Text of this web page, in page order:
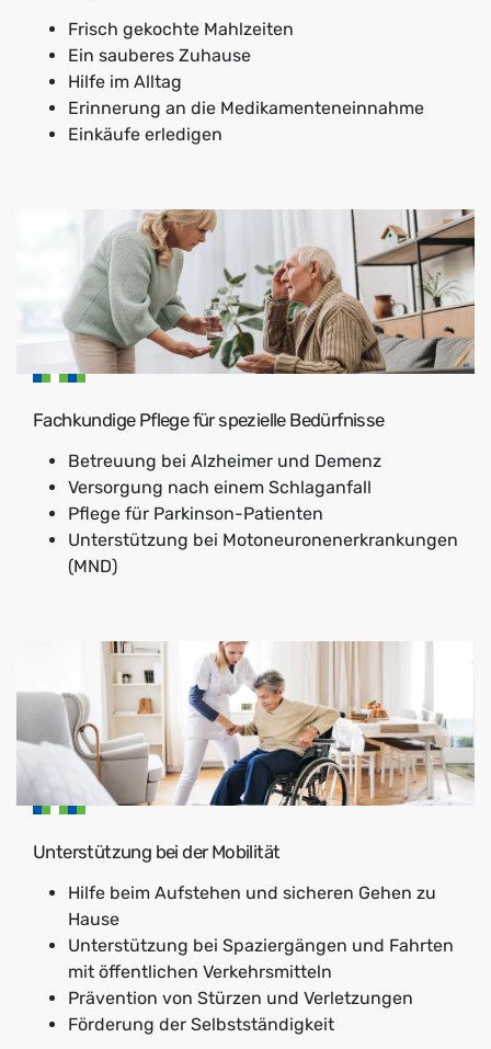
Frisch gekochte Mahlzeiten
Ein sauberes Zuhause
Hilfe im Alltag
Erinnerung an die Medikamenteneinnahme
Einkäufe erledigen
Fachkundige Pflege für spezielle Bedürfnisse
Betreuung bei Alzheimer und Demenz
Versorgung nach einem Schlaganfall
Pflege für Parkinson-Patienten
Unterstützung bei Motoneuronenerkrankungen
(MND)
Unterstützung bei der Mobilität
Hilfe beim Aufstehen und sicheren Gehen zu
Hause
Unterstützung bei Spaziergängen und Fahrten
mit öffentlichen Verkehrsmitteln
Prävention von Stürzen und Verletzungen
Förderung der Selbstständigkeit